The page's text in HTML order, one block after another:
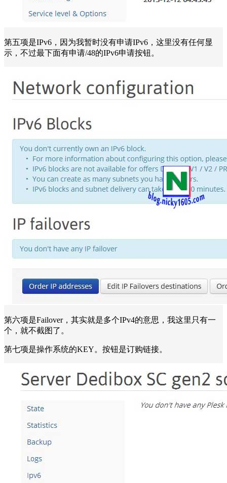
第五项是IPv6，因为我暂时没有申请IPv6，这里没有任何显
示，不过最下面有申请/48的IPv6申请按钮。
第六项是Failover，其实就是多个IPv4的意思，我这里只有一
个，就不截图了。
第七项是操作系统的KEY。按钮是订购链接。